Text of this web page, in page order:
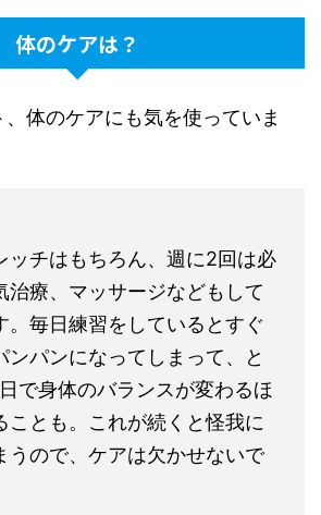
体のケアは？
体のケアにも気を使っていま
ッチはもちろん、週に2回は必
治療、マッサージなどもして
。毎日練習をしているとすぐ
ンパンになってしまって、と
で身体のバランスが変わるほ
ことも。これが続くと怪我に
うので、ケアは欠かせないで